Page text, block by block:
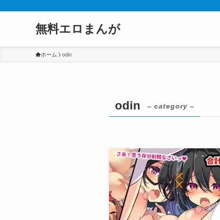
無料エロまんが
ホーム odin
odin – category –